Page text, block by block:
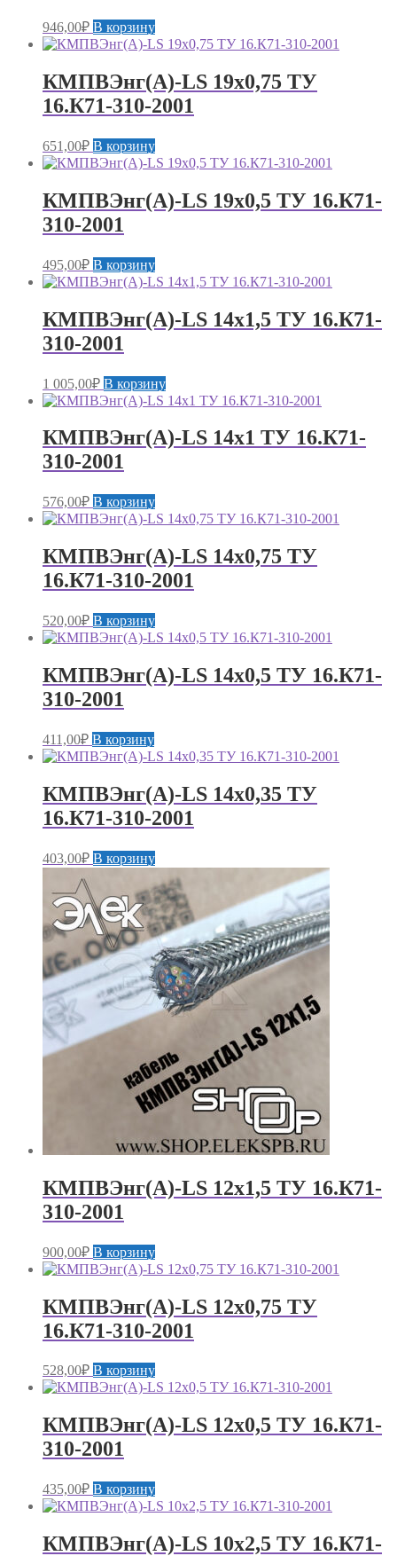
946,00₽ В корзину
КМПВЭнг(А)-LS 19х0,75 ТУ
16.К71-310-2001
651,00₽ В корзину
КМПВЭнг(А)-LS 19х0,5 ТУ 16.К71-
310-2001
495,00₽ В корзину
КМПВЭнг(А)-LS 14х1,5 ТУ 16.К71-
310-2001
1 005,00₽ В корзину
КМПВЭнг(А)-LS 14х1 ТУ 16.К71-
310-2001
576,00₽ В корзину
КМПВЭнг(А)-LS 14х0,75 ТУ
16.К71-310-2001
520,00₽ В корзину
КМПВЭнг(А)-LS 14х0,5 ТУ 16.К71-
310-2001
411,00₽ В корзину
КМПВЭнг(А)-LS 14х0,35 ТУ
16.К71-310-2001
403,00₽ В корзину
КМПВЭнг(А)-LS 12х1,5 ТУ 16.К71-
310-2001
900,00₽ В корзину
КМПВЭнг(А)-LS 12х0,75 ТУ
16.К71-310-2001
528,00₽ В корзину
КМПВЭнг(А)-LS 12х0,5 ТУ 16.К71-
310-2001
435,00₽ В корзину
КМПВЭнг(А)-LS 10х2,5 ТУ 16.К71-